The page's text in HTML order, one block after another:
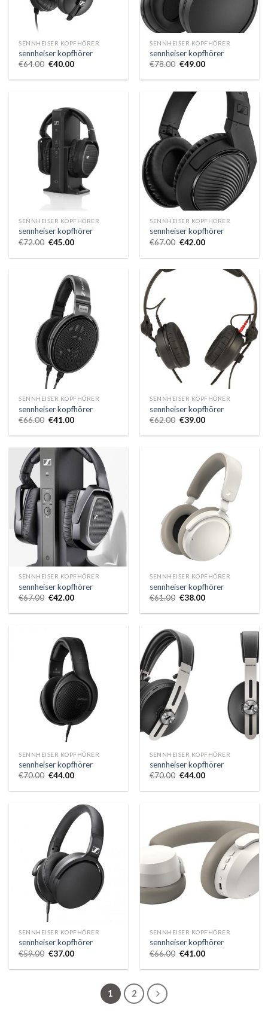
SENNHEISER KOPFHÖRER
sennheiser kopfhörer
€64.00 €40.00
SENNHEISER KOPFHÖRER
sennheiser kopfhörer
€78.00 €49.00
SENNHEISER KOPFHÖRER
sennheiser kopfhörer
€72.00 €45.00
SENNHEISER KOPFHÖRER
sennheiser kopfhörer
€67.00 €42.00
SENNHEISER KOPFHÖRER
sennheiser kopfhörer
€66.00 €41.00
SENNHEISER KOPFHÖRER
sennheiser kopfhörer
€62.00 €39.00
SENNHEISER KOPFHÖRER
sennheiser kopfhörer
€67.00 €42.00
SENNHEISER KOPFHÖRER
sennheiser kopfhörer
€61.00 €38.00
SENNHEISER KOPFHÖRER
sennheiser kopfhörer
€70.00 €44.00
SENNHEISER KOPFHÖRER
sennheiser kopfhörer
€70.00 €44.00
SENNHEISER KOPFHÖRER
sennheiser kopfhörer
€59.00 €37.00
SENNHEISER KOPFHÖRER
sennheiser kopfhörer
€66.00 €41.00
1 2